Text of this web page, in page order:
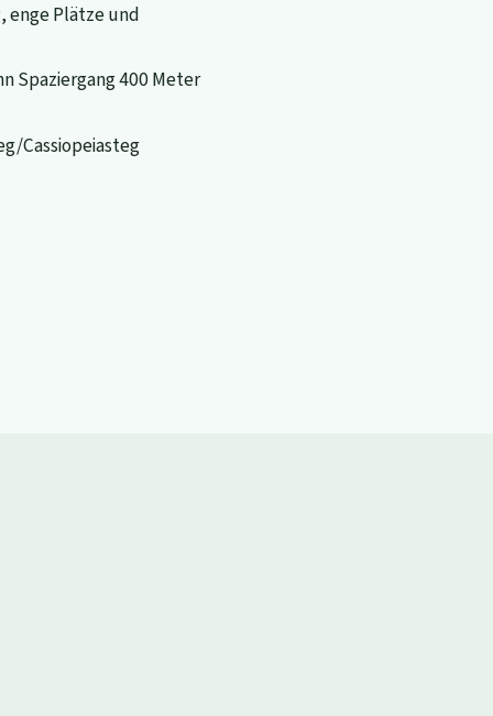
Plätze und
Spaziergang 400 Meter
Cassiopeiasteg